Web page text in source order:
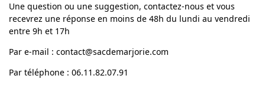
Une question ou une suggestion, contactez-nous et vous
recevrez une réponse en moins de 48h du lundi au vendredi
entre 9h et 17h
Par e-mail : contact@sacdemarjorie.com
Par téléphone : 06.11.82.07.91